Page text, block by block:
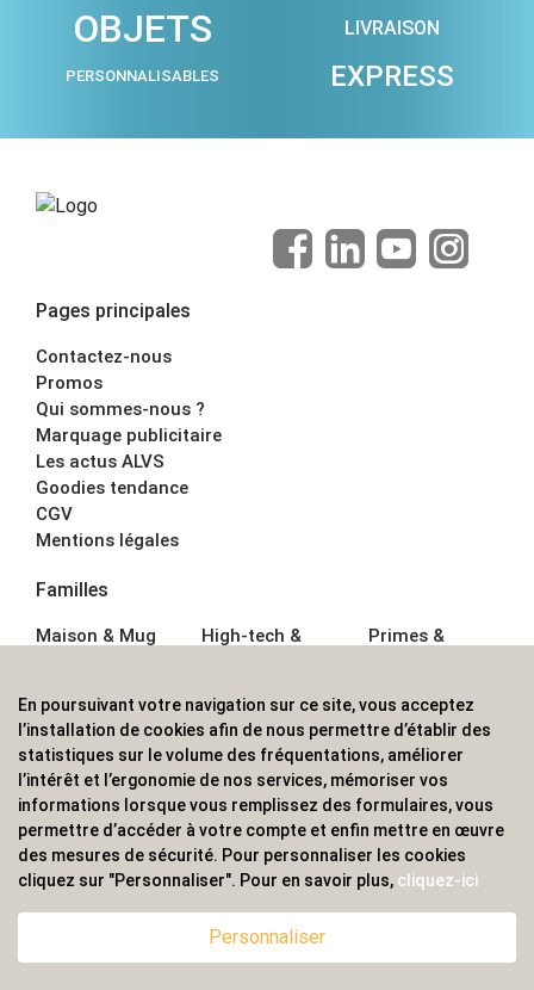
OBJETS
PERSONNALISABLES
LIVRAISON
EXPRESS
Pages principales
Contactez-nous
Promos
Qui sommes-nous ?
Marquage publicitaire
Les actus ALVS
Goodies tendance
CGV
Mentions légales
Familles
Maison & Mug
Écriture
Bagagerie sacs
High-tech &
Sport &
Outdoor
Enfant
Primes &
Boisson
Textile &
Casquette
Accessoires de
bureau
ALVS, fournisseur d'objets publicitaires, pour les
professionnels. Une implantation nationale, une
couverture internationale.
En poursuivant votre navigation sur ce site, vous acceptez
l’installation de cookies afin de nous permettre d’établir des
statistiques sur le volume des fréquentations, améliorer
l’intérêt et l’ergonomie de nos services, mémoriser vos
informations lorsque vous remplissez des formulaires, vous
permettre d’accéder à votre compte et enfin mettre en œuvre
des mesures de sécurité. Pour personnaliser les cookies
cliquez sur "Personnaliser". Pour en savoir plus, cliquez-ici
Personnaliser